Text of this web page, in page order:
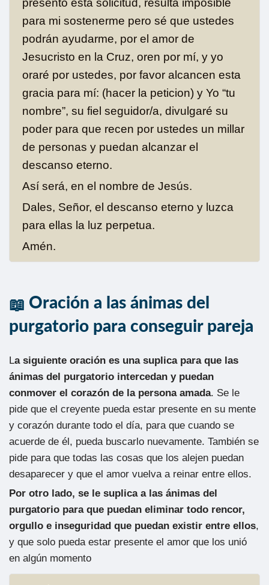
presento esta solicitud, resulta imposible
para mi sostenerme pero sé que ustedes
podrán ayudarme, por el amor de
Jesucristo en la Cruz, oren por mí, y yo
oraré por ustedes, por favor alcancen esta
gracia para mí: (hacer la peticion) y Yo “tu
nombre”, su fiel seguidor/a, divulgaré su
poder para que recen por ustedes un millar
de personas y puedan alcanzar el
descanso eterno.
Así será, en el nombre de Jesús.
Dales, Señor, el descanso eterno y luzca
para ellas la luz perpetua.
Amén.
Oración a las ánimas del
purgatorio para conseguir pareja
La siguiente oración es una suplica para que las
ánimas del purgatorio intercedan y puedan
conmover el corazón de la persona amada. Se le
pide que el creyente pueda estar presente en su mente
y corazón durante todo el día, para que cuando se
acuerde de él, pueda buscarlo nuevamente. También se
pide para que todas las cosas que los alejen puedan
desaparecer y que el amor vuelva a reinar entre ellos.
Por otro lado, se le suplica a las ánimas del
purgatorio para que puedan eliminar todo rencor,
orgullo e inseguridad que puedan existir entre ellos,
y que solo pueda estar presente el amor que los unió
en algún momento